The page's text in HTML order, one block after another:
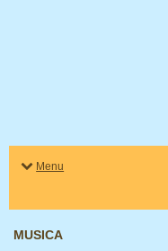
Menu
MUSICA